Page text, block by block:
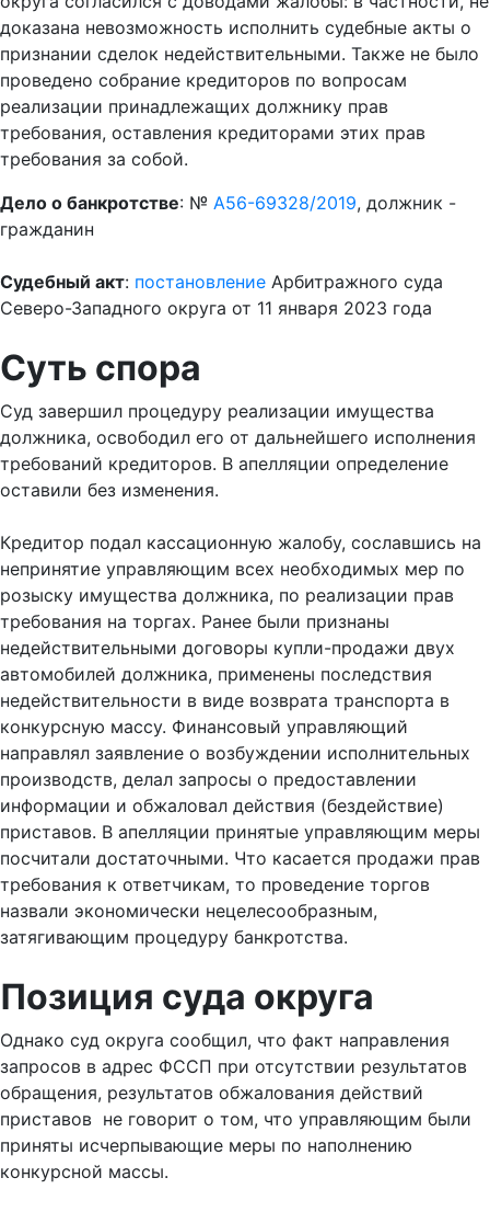
доказана невозможность исполнить судебные акты о
признании сделок недействительными. Также не было
проведено собрание кредиторов по вопросам
реализации принадлежащих должнику прав
требования, оставления кредиторами этих прав
требования за собой.
Дело о банкротстве: № А56-69328/2019, должник -
гражданин
Судебный акт: постановление Арбитражного суда
Северо-Западного округа от 11 января 2023 года
Суть спора
Суд завершил процедуру реализации имущества
должника, освободил его от дальнейшего исполнения
требований кредиторов. В апелляции определение
оставили без изменения.
Кредитор подал кассационную жалобу, сославшись на
непринятие управляющим всех необходимых мер по
розыску имущества должника, по реализации прав
требования на торгах. Ранее были признаны
недействительными договоры купли-продажи двух
автомобилей должника, применены последствия
недействительности в виде возврата транспорта в
конкурсную массу. Финансовый управляющий
направлял заявление о возбуждении исполнительных
производств, делал запросы о предоставлении
информации и обжаловал действия (бездействие)
приставов. В апелляции принятые управляющим меры
посчитали достаточными. Что касается продажи прав
требования к ответчикам, то проведение торгов
назвали экономически нецелесообразным,
затягивающим процедуру банкротства.
Позиция суда округа
Однако суд округа сообщил, что факт направления
запросов в адрес ФССП при отсутствии результатов
обращения, результатов обжалования действий
приставов не говорит о том, что управляющим были
приняты исчерпывающие меры по наполнению
конкурсной массы.